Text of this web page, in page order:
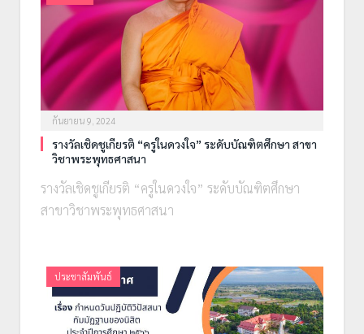
กันยายน 9, 2024
รางวัลเชิดชูเกียรติ “ครูในดวงใจ” ระดับบัณฑิตศึกษา สาขา
วิชาพระพุทธศาสนา
รางวัลเชิดชูเกียรติ “ครูในดวงใจ” ระดับบัณฑิตศึกษา
สาขาวิชาพระพุทธศาสนา
ประชาสัมพันธ์